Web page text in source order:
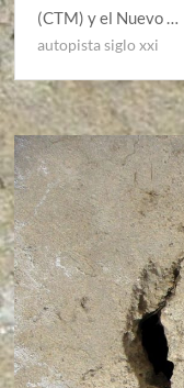
(CTM) y el Nuevo …
autopista siglo xxi